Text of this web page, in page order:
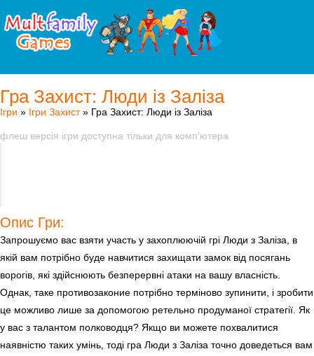
Гра Захист: Люди із Заліза
Ігри » Ігри Захист» Гра Захист: Люди із Заліза
флеш версія ігри доступна тільки для комп'ютера
Опис Гри:
Запрошуємо вас взяти участь у захоплюючій грі Люди з Заліза, в
якій вам потрібно буде навчитися захищати замок від посягань
ворогів, які здійснюють безперервні атаки на вашу власність.
Однак, таке противозаконие потрібно терміново зупинити, і зробити
це можливо лише за допомогою ретельно продуманої стратегії. Як
у вас з талантом полководця? Якщо ви можете похвалитися
наявністю таких умінь, тоді гра Люди з Заліза точно доведеться вам